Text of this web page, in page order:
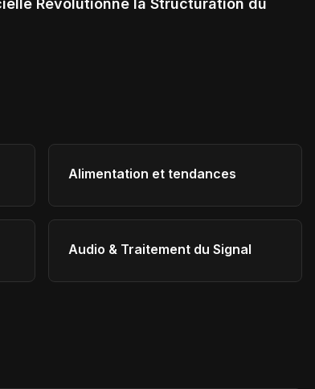
Révolutionne la Structuration du
Alimentation et tendances
Audio & Traitement du Signal